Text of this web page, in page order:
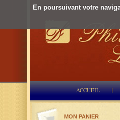
En poursuivant votre
ACCUEIL
MON PANIER